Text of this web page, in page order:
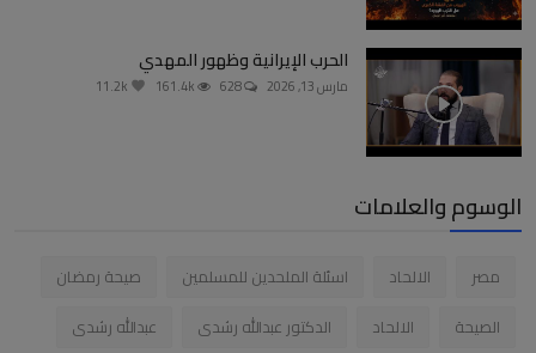
الحرب الإيرانية وظهور المهدي
مارس 13, 2026
الوسوم والعلامات
مصر الالحاد اسئلة الملحدين للمسلمين
صيحة رمضان
الصيحة
الالحاد الدكتور عبدالله رشدى
عبدالله رشدى